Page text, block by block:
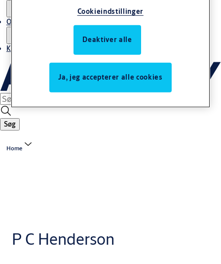
Om os
Kontakt os
Søg
Home
P C Henderson
Cookieindstillinger
Deaktiver alle
Ja, jeg accepterer alle cookies